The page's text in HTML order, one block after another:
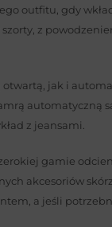
outfitu, gdy
z
jak i
automatyczną
z jeansami.
gamie
akcesoriów
a jeśli